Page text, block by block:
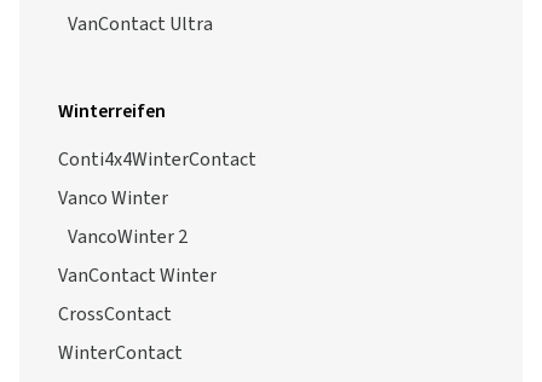
VanContact Ultra
Winterreifen
Conti4x4WinterContact
Vanco Winter
VancoWinter 2
VanContact Winter
CrossContact
WinterContact